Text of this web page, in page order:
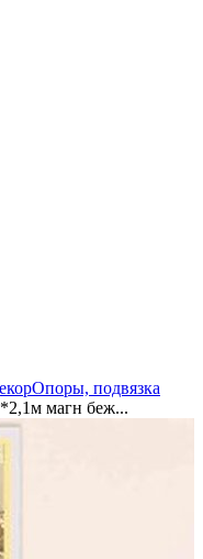
Опоры, подвязка
магн беж...